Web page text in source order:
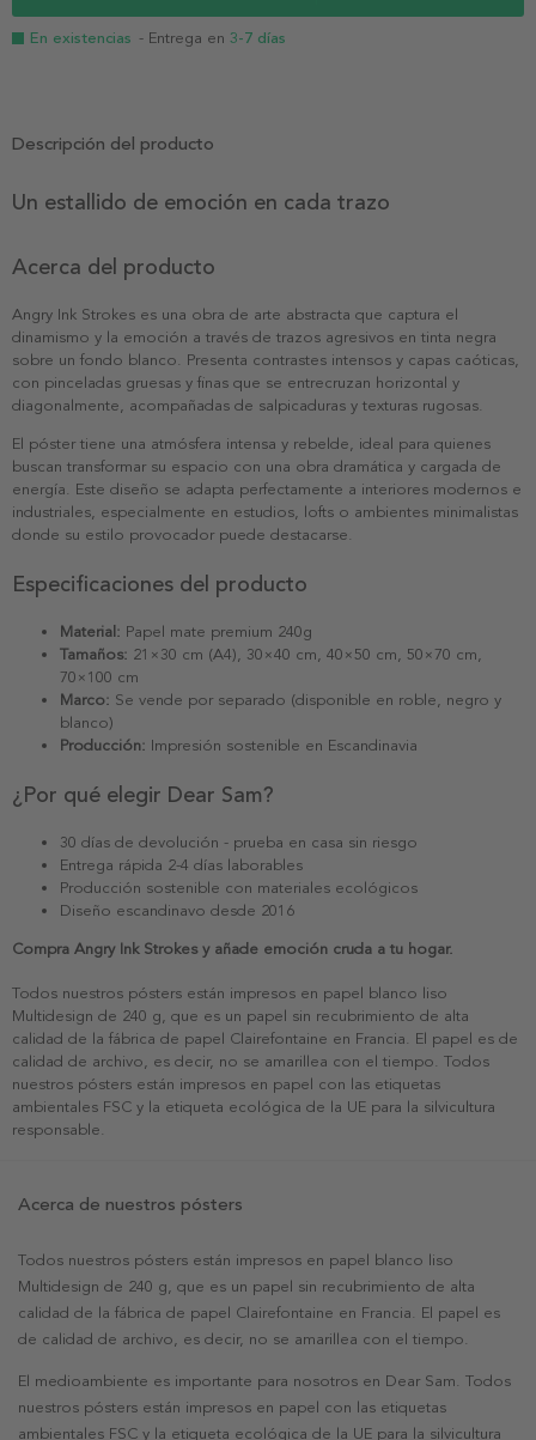
En existencias - Entrega en 3-7 días
Descripción del producto
Un estallido de emoción en cada trazo
Acerca del producto
Angry Ink Strokes es una obra de arte abstracta que captura el
dinamismo y la emoción a través de trazos agresivos en tinta negra
sobre un fondo blanco. Presenta contrastes intensos y capas caóticas,
con pinceladas gruesas y finas que se entrecruzan horizontal y
diagonalmente, acompañadas de salpicaduras y texturas rugosas.
El póster tiene una atmósfera intensa y rebelde, ideal para quienes
buscan transformar su espacio con una obra dramática y cargada de
energía. Este diseño se adapta perfectamente a interiores modernos e
industriales, especialmente en estudios, lofts o ambientes minimalistas
donde su estilo provocador puede destacarse.
Especificaciones del producto
Material: Papel mate premium 240g
Tamaños: 21×30 cm (A4), 30×40 cm, 40×50 cm, 50×70 cm,
70×100 cm
Marco: Se vende por separado (disponible en roble, negro y
blanco)
Producción: Impresión sostenible en Escandinavia
¿Por qué elegir Dear Sam?
30 días de devolución - prueba en casa sin riesgo
Entrega rápida 2-4 días laborables
Producción sostenible con materiales ecológicos
Diseño escandinavo desde 2016
Compra Angry Ink Strokes y añade emoción cruda a tu hogar.
Todos nuestros pósters están impresos en papel blanco liso
Multidesign de 240 g, que es un papel sin recubrimiento de alta
calidad de la fábrica de papel Clairefontaine en Francia. El papel es de
calidad de archivo, es decir, no se amarillea con el tiempo. Todos
nuestros pósters están impresos en papel con las etiquetas
ambientales FSC y la etiqueta ecológica de la UE para la silvicultura
responsable.
Acerca de nuestros pósters
Todos nuestros pósters están impresos en papel blanco liso
Multidesign de 240 g, que es un papel sin recubrimiento de alta
calidad de la fábrica de papel Clairefontaine en Francia. El papel es
de calidad de archivo, es decir, no se amarillea con el tiempo.
El medioambiente es importante para nosotros en Dear Sam. Todos
nuestros pósters están impresos en papel con las etiquetas
ambientales FSC y la etiqueta ecológica de la UE para la silvicultura